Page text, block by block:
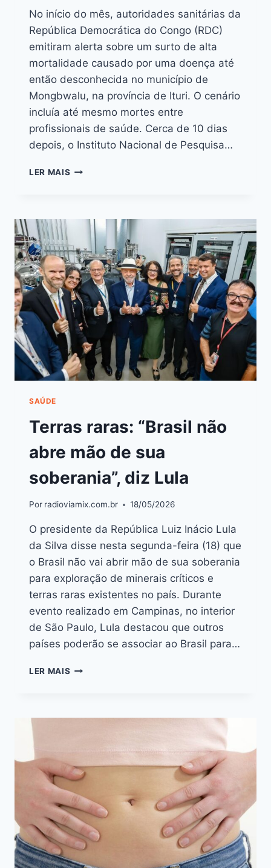
No início do mês, autoridades sanitárias da
República Democrática do Congo (RDC)
emitiram alerta sobre um surto de alta
mortalidade causado por uma doença até
então desconhecida no município de
Mongbwalu, na província de Ituri. O cenário
incluía até mesmo mortes entre
profissionais de saúde. Cerca de 10 dias
depois, o Instituto Nacional de Pesquisa…
LER MAIS
SAÚDE
Terras raras: “Brasil não
abre mão de sua
soberania”, diz Lula
Por radioviamix.com.br 18/05/2026
O presidente da República Luiz Inácio Lula
da Silva disse nesta segunda-feira (18) que
o Brasil não vai abrir mão de sua soberania
para exploração de minerais críticos e
terras raras existentes no país. Durante
evento realizado em Campinas, no interior
de São Paulo, Lula destacou que outros
países poderão se associar ao Brasil para…
LER MAIS